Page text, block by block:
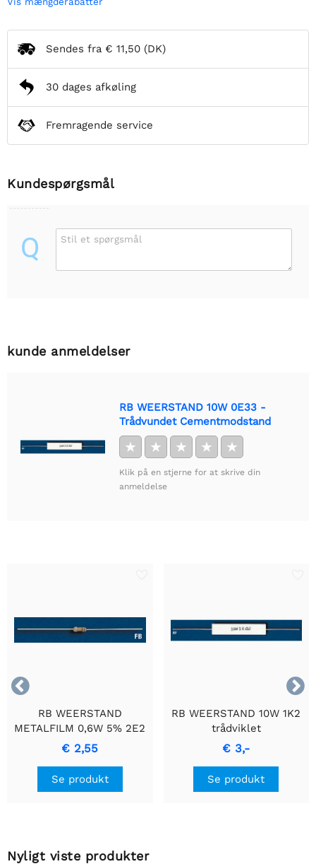
Sendes fra € 11,50 (DK)
30 dages afkøling
Fremragende service
Kundespørgsmål
Q Stil et spørgsmål
kunde anmeldelser
RB WEERSTAND 10W 0E33 -
Trådvundet Cementmodstand
★ ★ ★ ★ ★
Klik på en stjerne for at skrive din
anmeldelse


RB WEERSTAND
METALFILM 0,6W 5% 2E2
- Holdbar
Præcisionsmodstand
€ 2,55
Se produkt
RB WEERSTAND 10W 1K2
trådviklet
cementmodstand med
keramisk hus.
€ 3,-
Se produkt
Nyligt viste produkter